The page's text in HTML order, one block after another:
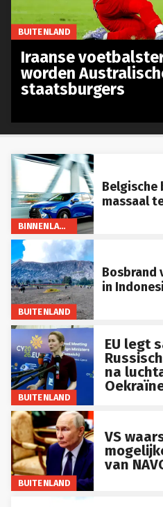
BINNENLAND
Belgische
massaal
BUITENLAND
Bosbrand
in
BUITENLAND
EU legt
na
BUITENLAND
VS
van
BUITENLAND
Iraanse
worden
staatsburgers